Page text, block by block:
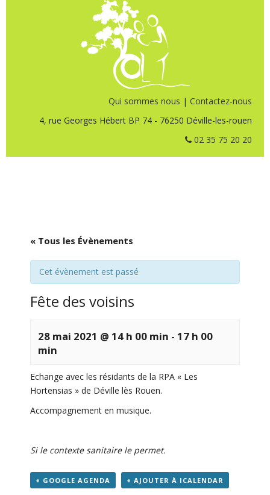
Qui sommes nous | Contactez-nous
4, rue Georges Hébert BP 74 - 76250 Déville-les-rouen
02 35 75 20 20
« Tous les Évènements
Cet évènement est passé
Fête des voisins
28 mai 2021 @ 14 h 00 min - 17 h 00
min
Echange avec les résidants de la RPA « Les
Hortensias » de Déville lès Rouen.
Accompagnement en musique.
Si le contexte sanitaire le permet.
+ GOOGLE AGENDA + AJOUTER À ICALENDAR